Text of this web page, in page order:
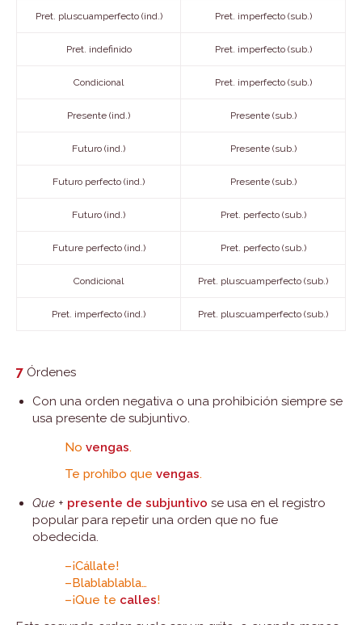
Pret. pluscuamperfecto (ind.) Pret. imperfecto (sub.)
Pret. indefinido Pret. imperfecto (sub.)
Condicional Pret. imperfecto (sub.)
Presente (ind.) Presente (sub.)
Futuro (ind.) Presente (sub.)
Futuro perfecto (ind.) Presente (sub.)
Futuro (ind.) Pret. perfecto (sub.)
Future perfecto (ind.) Pret. perfecto (sub.)
Condicional Pret. pluscuamperfecto (sub.)
Pret. imperfecto (ind.) Pret. pluscuamperfecto (sub.)
7 Órdenes
Con una orden negativa o una prohibición siempre se
usa presente de subjuntivo.
No vengas.
Te prohíbo que vengas.
Que + presente de subjuntivo se usa en el registro
popular para repetir una orden que no fue
obedecida.
–¡Cállate!
–Blablablabla…
–¡Que te calles!